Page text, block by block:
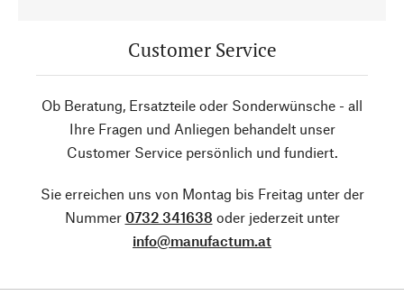
Customer Service
Ob Beratung, Ersatzteile oder Sonderwünsche - all
Ihre Fragen und Anliegen behandelt unser
Customer Service persönlich und fundiert.
Sie erreichen uns von Montag bis Freitag unter der
Nummer 0732 341638 oder jederzeit unter
info@manufactum.at